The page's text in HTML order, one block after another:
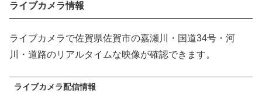
ライブカメラ情報
ライブカメラで佐賀県佐賀市の嘉瀬川・国道34号・河
川・道路のリアルタイムな映像が確認できます。
ライブカメラ配信情報